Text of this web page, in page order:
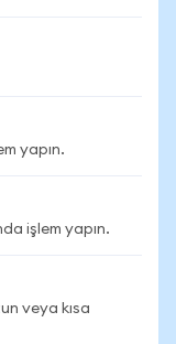
yapın.
işlem yapın.
veya kısa